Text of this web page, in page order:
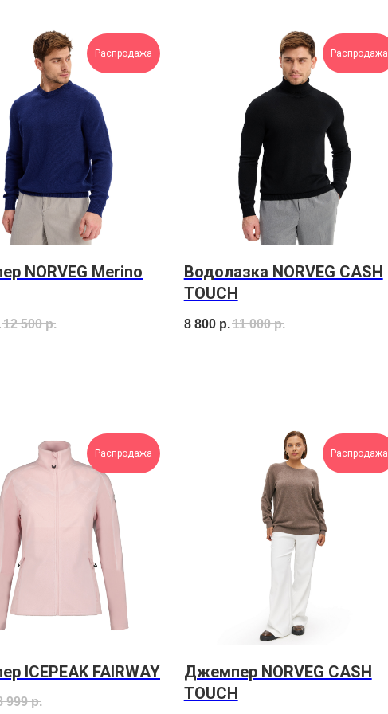
Распродажа
NORVEG Merino
12 500 р.
Распродажа
Водолазка NORVEG CASH
TOUCH
8 800 р.11 000 р.
Распродажа
ICEPEAK FAIRWAY
999 р.
Распродажа
Джемпер NORVEG CASH
TOUCH